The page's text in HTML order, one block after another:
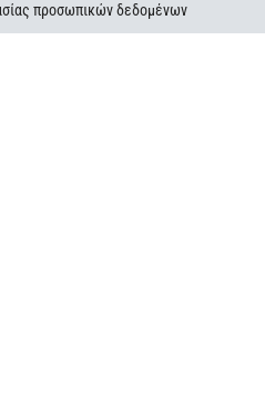
προσωπικών δεδομένων